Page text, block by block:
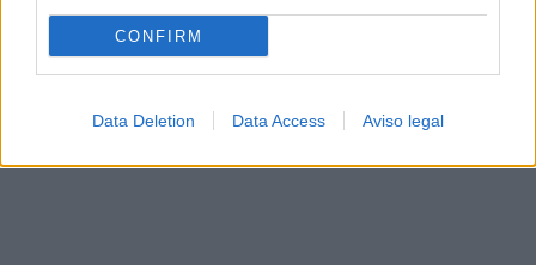
CONFIRM
Data Deletion Data Access Aviso legal